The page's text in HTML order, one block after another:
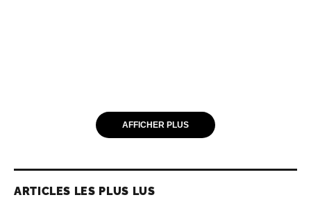
AFFICHER PLUS
ARTICLES LES PLUS LUS